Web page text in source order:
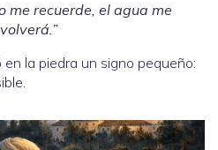
me recuerde, el agua me
la piedra un signo pequeño: